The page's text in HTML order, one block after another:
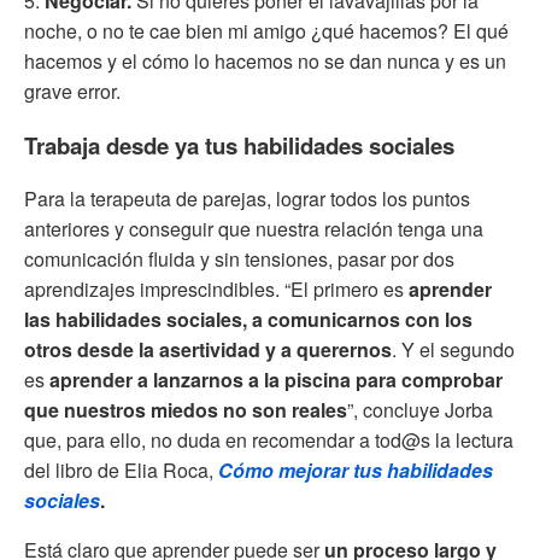
noche, o no te cae bien mi amigo ¿qué hacemos? El qué
hacemos y el cómo lo hacemos no se dan nunca y es un
grave error.
Trabaja desde ya tus habilidades sociales
Para la terapeuta de parejas, lograr todos los puntos
anteriores y conseguir que nuestra relación tenga una
comunicación fluida y sin tensiones, pasar por dos
aprendizajes imprescindibles. “El primero esaprender
las habilidades sociales, a comunicarnos con los
otros desde la asertividad y a querernos. Y el segundo
esaprender a lanzarnos a la piscina para comprobar
que nuestros miedos no son reales”, concluye Jorba
que, para ello, no duda en recomendar a tod@s la lectura
del libro de Elia Roca, Cómo mejorar tus habilidades
sociales.
Está claro que aprender puede serun proceso largo y